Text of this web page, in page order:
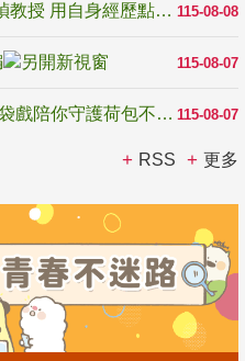
115-08-08
教育家人物典範 發明大王林永禎教授 用自身經歷點亮學生的路
115-08-07
115-08-07
反詐騙宣導_防詐有道，霹靂布袋戲陪你守護荷包不受騙
RSS 更多